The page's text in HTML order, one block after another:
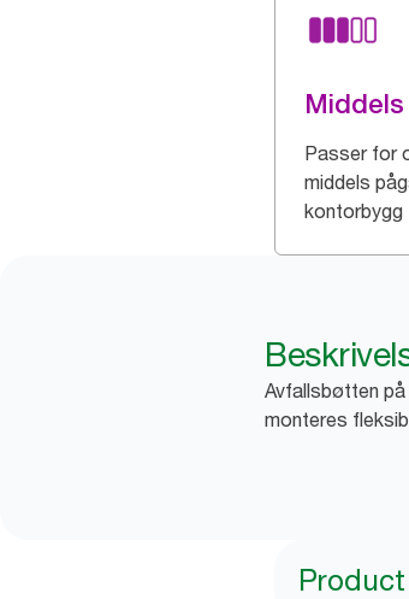
Passer for
middels
kontorbygg
Avfallsbøtten
monteres